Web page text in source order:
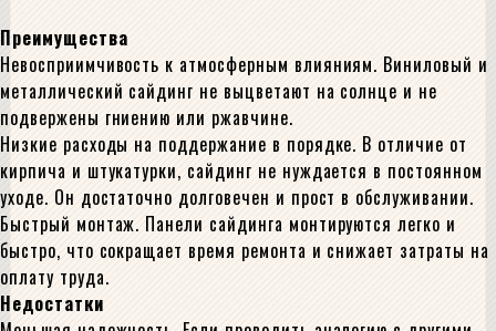
Преимущества
Невосприимчивость к атмосферным влияниям. Виниловый и
металлический сайдинг не выцветают на солнце и не
подвержены гниению или ржавчине.
Низкие расходы на поддержание в порядке. В отличие от
кирпича и штукатурки, сайдинг не нуждается в постоянном
уходе. Он достаточно долговечен и прост в обслуживании.
Быстрый монтаж. Панели сайдинга монтируются легко и
быстро, что сокращает время ремонта и снижает затраты на
оплату труда.
Недостатки